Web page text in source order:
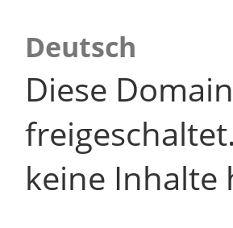
Deutsch
Diese
keine Inhalte